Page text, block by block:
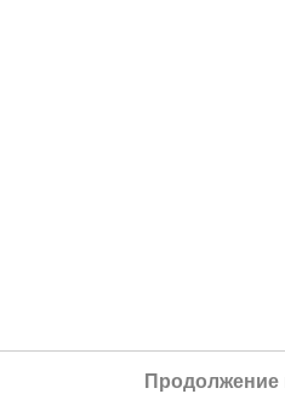
Продолжение